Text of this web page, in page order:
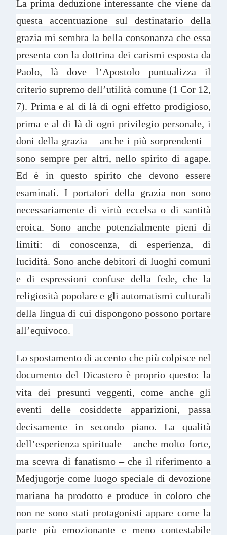
La prima deduzione interessante che viene da
questa accentuazione sul destinatario della
grazia mi sembra la bella consonanza che essa
presenta con la dottrina dei carismi esposta da
Paolo, là dove l’Apostolo puntualizza il
criterio supremo dell’utilità comune (1 Cor 12,
7). Prima e al di là di ogni effetto prodigioso,
prima e al di là di ogni privilegio personale, i
doni della grazia – anche i più sorprendenti –
sono sempre per altri, nello spirito di agape.
Ed è in questo spirito che devono essere
esaminati. I portatori della grazia non sono
necessariamente di virtù eccelsa o di santità
eroica. Sono anche potenzialmente pieni di
limiti: di conoscenza, di esperienza, di
lucidità. Sono anche debitori di luoghi comuni
e di espressioni confuse della fede, che la
religiosità popolare e gli automatismi culturali
della lingua di cui dispongono possono portare
all’equivoco.
Lo spostamento di accento che più colpisce nel
documento del Dicastero è proprio questo: la
vita dei presunti veggenti, come anche gli
eventi delle cosiddette apparizioni, passa
decisamente in secondo piano. La qualità
dell’esperienza spirituale – anche molto forte,
ma scevra di fanatismo – che il riferimento a
Medjugorje come luogo speciale di devozione
mariana ha prodotto e produce in coloro che
non ne sono stati protagonisti appare come la
parte più emozionante e meno contestabile